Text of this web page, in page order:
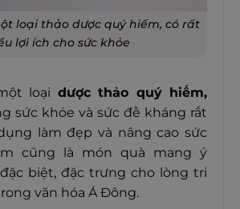
loại thảo dược quý hiếm, có rất
lợi ích cho sức khỏe
loại dược thảo quý hiếm,
sức khỏe và sức đề kháng rất
làm đẹp và nâng cao sức
cũng là món quà mang ý
biệt, đặc trưng cho lòng tri
văn hóa Á Đông.